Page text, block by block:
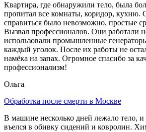
Квартира, где обнаружили тело, была
пропитал все комнаты, коридор, кухню.
справиться было невозможно, простые
Вызвал профессионалов. Они работали
использовали промышленные
каждый уголок. После их работы не
намёка на запах. Огромное спасибо за
профессионализм!
Ольга
Обработка после смерти в Москве
В машине несколько дней лежало тело, и
въелся в обивку сидений и ковролин.